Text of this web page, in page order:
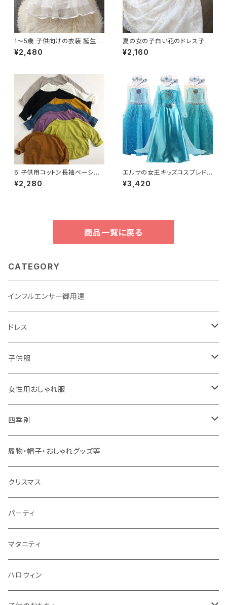
1〜5歳 子供向けの衣装 誕生日
パーティー プリンセスドレス 花
のメッシュ ノースリーブ 幼児向
¥2,480
夏の女の子白い花のドレス子供
刺繍花誕生日パーティー服 3-8
歳の幼児の女の子の弓フリルス
¥2,160
6 子供用コットン長袖ベーシッ
クTシャツ 春向け
¥2,280
エルサの女王キッズコスプレドレ
スガールズファンシーロールプ
レイガールズカーニバルウエディ
¥3,420
商品一覧に戻る
CATEGORY
インフルエンサー御用達
ドレス
子供用
大人用
子供服
男の子用
春夏用
秋冬用
女の子用
春夏用
秋冬用
女性用おしゃれ服
ドレス
春夏用
秋冬用
四季別
春
夏
秋
冬
履物・帽子・おしゃれグッズ等
クリスマス
パーティ
マタニティ
ハロウィン